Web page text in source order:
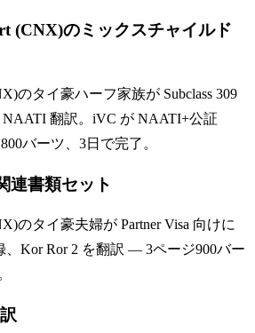
(CNX)のミックスチャイルド
のタイ豪ハーフ家族が Subclass 309
翻訳。iVC が NAATI+公証
バーツ、3日で完了。
連書類セット
のタイ豪夫婦が Partner Visa 向けに
Kor Ror 2 を翻訳 — 3ページ900バー